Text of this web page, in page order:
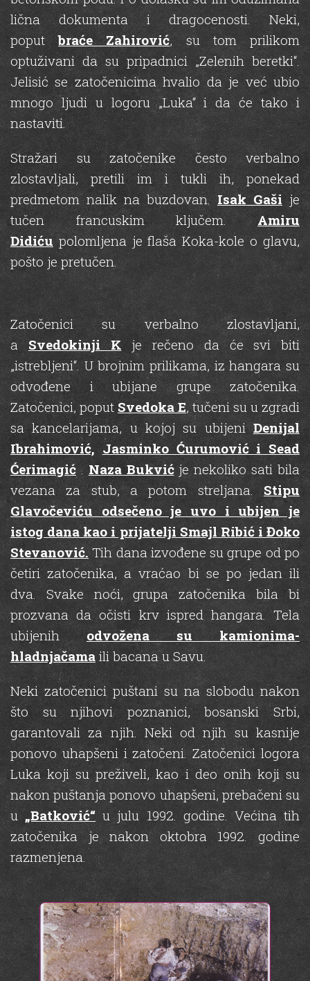
lična dokumenta i dragocenosti. Neki,
poputbraće Zahirović, su tom prilikom
optuživani da su pripadnici „Zelenih beretki“.
Jelisić se zatočenicima hvalio da je već ubio
mnogo ljudi u logoru „Luka“ i da će tako i
nastaviti.
Stražari su zatočenike često verbalno
zlostavljali, pretili im i tukli ih, ponekad
predmetom nalik na buzdovan. Isak Gaši je
tučen francuskim ključem.Amiru
Didiću polomljena je flaša Koka-kole o glavu,
pošto je pretučen.
Zatočenici su verbalno zlostavljani,
aSvedokinji K je rečeno da će svi biti
„istrebljeni“. U brojnim prilikama, iz hangara su
odvođene i ubijane grupe zatočenika.
Zatočenici, poputSvedoka E, tučeni su u zgradi
sa kancelarijama, u kojoj su ubijeniDenijal
Ibrahimović, Jasminko Ćurumović i Sead
Ćerimagić . Naza Bukvićje nekoliko sati bila
vezana za stub, a potom streljana. Stipu
Glavočeviću odsečeno je uvo i ubijen je
istog dana kao i prijatelji Smajl Ribić i Đoko
Stevanović.Tih dana izvođene su grupe od po
četiri zatočenika, a vraćao bi se po jedan ili
dva. Svake noći, grupa zatočenika bila bi
prozvana da očisti krv ispred hangara. Tela
ubijenih odvožena su kamionima-
hladnjačama ili bacana u Savu.
Neki zatočenici puštani su na slobodu nakon
što su njihovi poznanici, bosanski Srbi,
garantovali za njih. Neki od njih su kasnije
ponovo uhapšeni i zatočeni. Zatočenici logora
Luka koji su preživeli, kao i deo onih koji su
nakon puštanja ponovo uhapšeni, prebačeni su
u„Batković“u julu 1992. godine. Većina tih
zatočenika je nakon oktobra 1992. godine
razmenjena.